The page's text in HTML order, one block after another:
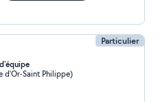
Particulier
d'Or-Saint Philippe)